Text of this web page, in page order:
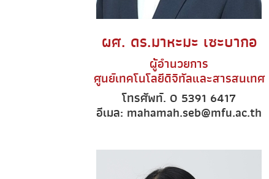
ผศ. ดร.มาหะมะ เซะบากอ
ผู้อำนวยการ
ศูนย์เทคโนโลยีดิจิทัลและสารสนเทศ
โทรศัพท์. 0 5391 6417
อีเมล: mahamah.seb@mfu.ac.th